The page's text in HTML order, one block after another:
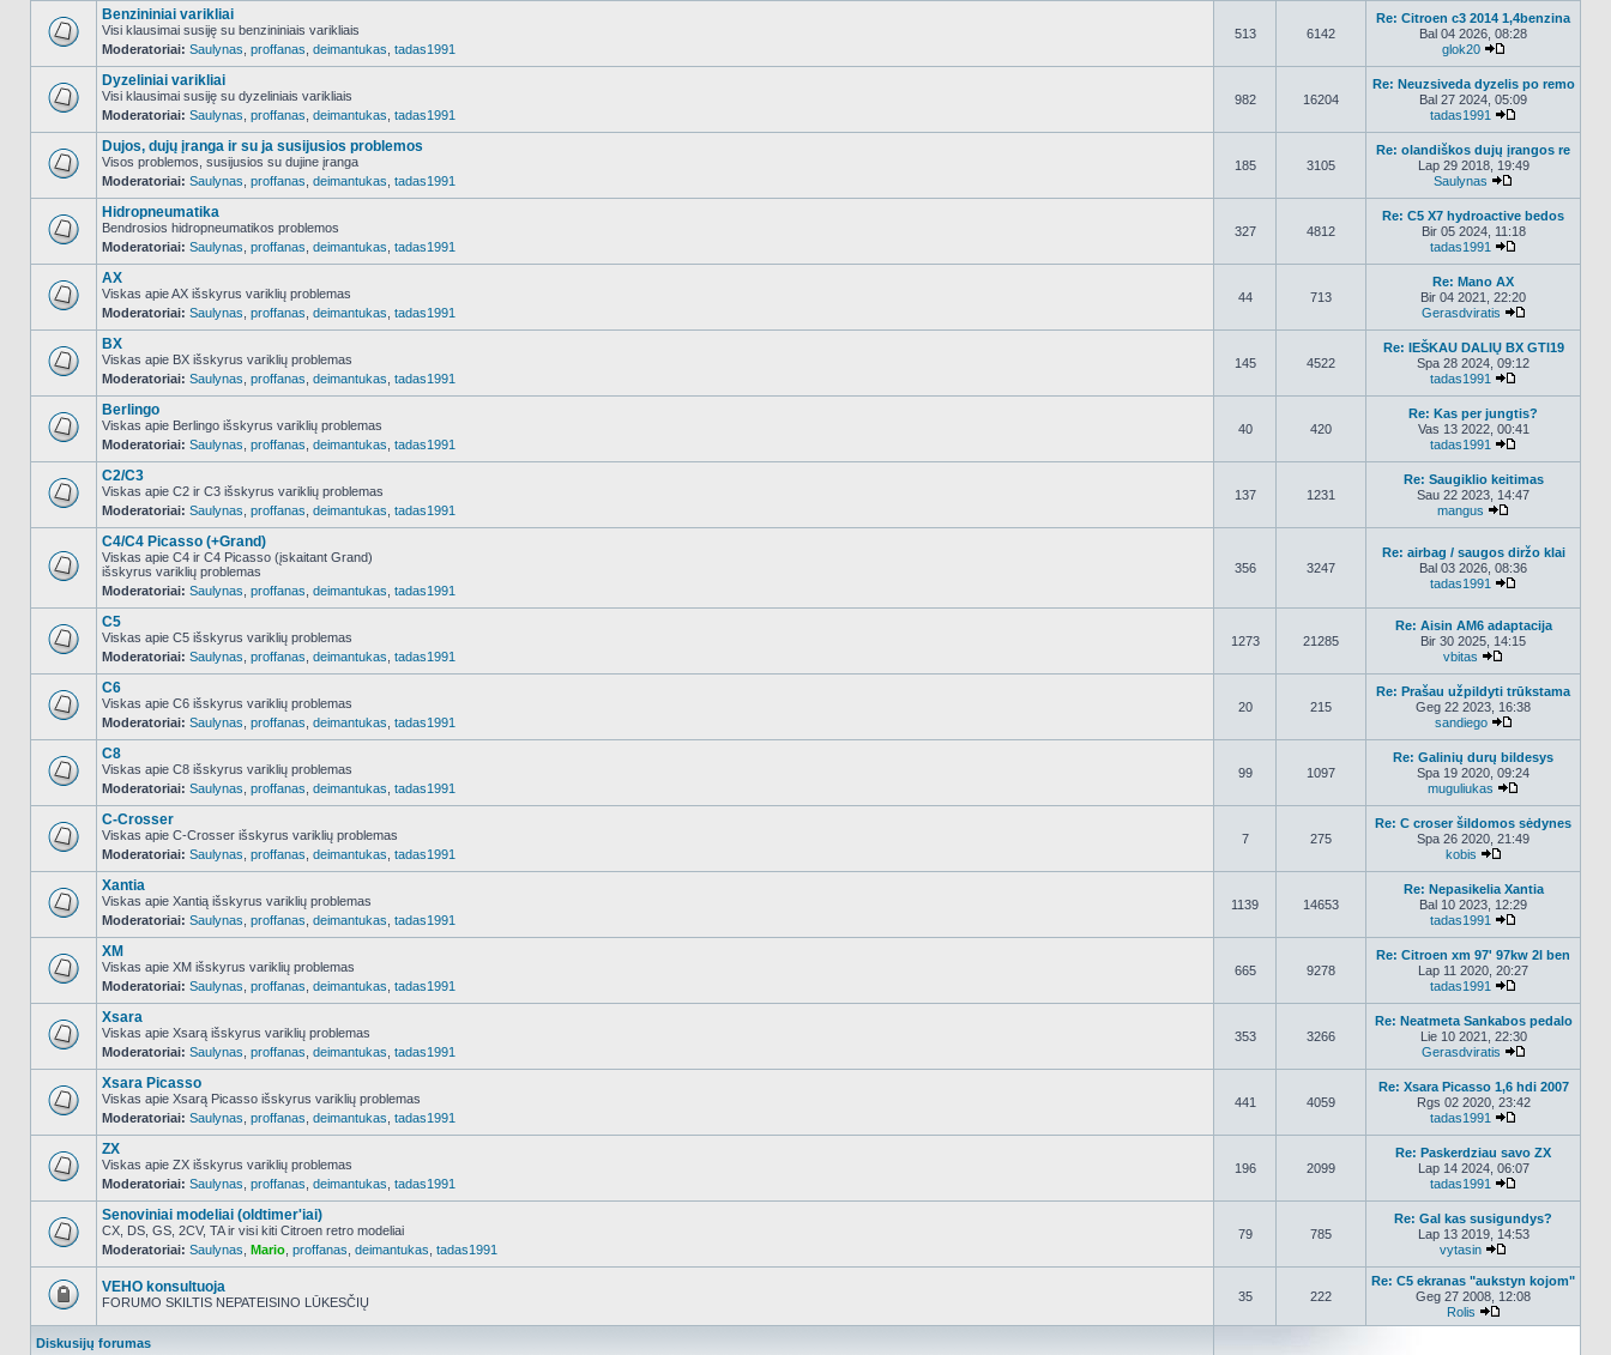
NO_UNREAD_POSTS
Benzininiai varikliai
Visi klausimai susiję su benzininiais varikliais
Moderatoriai: Saulynas proffanas deimantukas tadas1991
513 6142
Re: Citroen c3 2014 1,4benzina
Bal 04 2026, 08:28
glok20
NO_UNREAD_POSTS
Dyzeliniai varikliai
Visi klausimai susiję su dyzeliniais varikliais
Moderatoriai: Saulynas proffanas deimantukas tadas1991
982 16204
Re: Neuzsiveda dyzelis po remo
Bal 27 2024, 05:09
tadas1991
NO_UNREAD_POSTS
Dujos, dujų įranga ir su ja susijusios problemos
Visos problemos, susijusios su dujine įranga
Moderatoriai: Saulynas proffanas deimantukas tadas1991
185 3105
Re: olandiškos dujų įrangos re
Lap 29 2018, 19:49
Saulynas
NO_UNREAD_POSTS
Hidropneumatika
Bendrosios hidropneumatikos problemos
Moderatoriai: Saulynas proffanas deimantukas tadas1991
327 4812
Re: C5 X7 hydroactive bedos
Bir 05 2024, 11:18
tadas1991
NO_UNREAD_POSTS
AX
Viskas apie AX išskyrus variklių problemas
Moderatoriai: Saulynas proffanas deimantukas tadas1991
44 713
Re: Mano AX
Bir 04 2021, 22:20
Gerasdviratis
NO_UNREAD_POSTS
BX
Viskas apie BX išskyrus variklių problemas
Moderatoriai: Saulynas proffanas deimantukas tadas1991
145 4522
Re: IEŠKAU DALIŲ BX GTI19
Spa 28 2024, 09:12
tadas1991
NO_UNREAD_POSTS
Berlingo
Viskas apie Berlingo išskyrus variklių problemas
Moderatoriai: Saulynas proffanas deimantukas tadas1991
40 420
Re: Kas per jungtis?
Vas 13 2022, 00:41
tadas1991
NO_UNREAD_POSTS
C2/C3
Viskas apie C2 ir C3 išskyrus variklių problemas
Moderatoriai: Saulynas proffanas deimantukas tadas1991
137 1231
Re: Saugiklio keitimas
Sau 22 2023, 14:47
mangus
NO_UNREAD_POSTS
C4/C4 Picasso (+Grand)
Viskas apie C4 ir C4 Picasso (įskaitant Grand)
išskyrus variklių problemas
Moderatoriai: Saulynas proffanas deimantukas tadas1991
356 3247
Re: airbag / saugos diržo klai
Bal 03 2026, 08:36
tadas1991
NO_UNREAD_POSTS
C5
Viskas apie C5 išskyrus variklių problemas
Moderatoriai: Saulynas proffanas deimantukas tadas1991
1273 21285
Re: Aisin AM6 adaptacija
Bir 30 2025, 14:15
vbitas
NO_UNREAD_POSTS
C6
Viskas apie C6 išskyrus variklių problemas
Moderatoriai: Saulynas proffanas deimantukas tadas1991
20 215
Re: Prašau užpildyti trūkstama
Geg 22 2023, 16:38
sandiego
NO_UNREAD_POSTS
C8
Viskas apie C8 išskyrus variklių problemas
Moderatoriai: Saulynas proffanas deimantukas tadas1991
99 1097
Re: Galinių durų bildesys
Spa 19 2020, 09:24
muguliukas
NO_UNREAD_POSTS
C-Crosser
Viskas apie C-Crosser išskyrus variklių problemas
Moderatoriai: Saulynas proffanas deimantukas tadas1991
7 275
Re: C croser šildomos sėdynes
Spa 26 2020, 21:49
kobis
NO_UNREAD_POSTS
Xantia
Viskas apie Xantią išskyrus variklių problemas
Moderatoriai: Saulynas proffanas deimantukas tadas1991
1139 14653
Re: Nepasikelia Xantia
Bal 10 2023, 12:29
tadas1991
NO_UNREAD_POSTS
XM
Viskas apie XM išskyrus variklių problemas
Moderatoriai: Saulynas proffanas deimantukas tadas1991
665 9278
Re: Citroen xm 97' 97kw 2l ben
Lap 11 2020, 20:27
tadas1991
NO_UNREAD_POSTS
Xsara
Viskas apie Xsarą išskyrus variklių problemas
Moderatoriai: Saulynas proffanas deimantukas tadas1991
353 3266
Re: Neatmeta Sankabos pedalo
Lie 10 2021, 22:30
Gerasdviratis
NO_UNREAD_POSTS
Xsara Picasso
Viskas apie Xsarą Picasso išskyrus variklių problemas
Moderatoriai: Saulynas proffanas deimantukas tadas1991
441 4059
Re: Xsara Picasso 1,6 hdi 2007
Rgs 02 2020, 23:42
tadas1991
NO_UNREAD_POSTS
ZX
Viskas apie ZX išskyrus variklių problemas
Moderatoriai: Saulynas proffanas deimantukas tadas1991
196 2099
Re: Paskerdziau savo ZX
Lap 14 2024, 06:07
tadas1991
NO_UNREAD_POSTS
Senoviniai modeliai (oldtimer'iai)
CX, DS, GS, 2CV, TA ir visi kiti Citroen retro modeliai
Moderatoriai: Saulynas Mario proffanas deimantukas tadas1991
79 785
Re: Gal kas susigundys?
Lap 13 2019, 14:53
vytasin
užrakintas
VEHO konsultuoja
FORUMO SKILTIS NEPATEISINO LŪKESČIŲ 35 222
Re: C5 ekranas "aukstyn kojom"
Geg 27 2008, 12:08
Rolis
Peržiūrėti
Diskusijų forumas